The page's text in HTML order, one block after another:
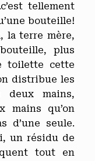
tellement
bouteille!
la terre mère,
plus
toilette cette
distribue les
deux mains,
mains qu’on
d’une seule.
un résidu de
tout en